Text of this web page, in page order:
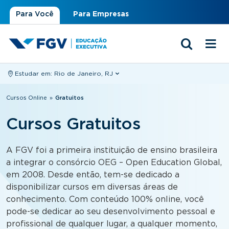
Para Você Para Empresas
Estudar em: Rio de Janeiro, RJ
Você está aqui
Cursos Online » Gratuitos
Cursos Gratuitos
A FGV foi a primeira instituição de ensino brasileira
a integrar o consórcio OEG – Open Education Global,
em 2008. Desde então, tem-se dedicado a
disponibilizar cursos em diversas áreas de
conhecimento. Com conteúdo 100% online, você
pode-se dedicar ao seu desenvolvimento pessoal e
profissional de qualquer lugar, a qualquer momento,